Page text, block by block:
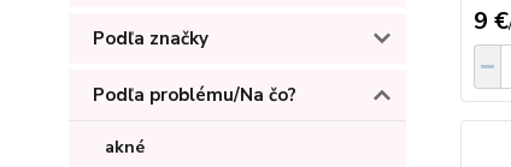
Podľa značky
Podľa problému/Na čo?
akné
9 €